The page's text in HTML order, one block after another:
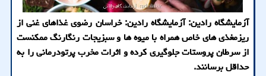
آزمایشگاه رادین: آزمایشگاه رادین: خراسان رضوی غذاهای غنی از
ریزمغذی های خاص همراه با میوه ها و سبزیجات رنگارنگ ممکنست
از سرطان پروستات جلوگیری کرده و اثرات مخرب پرتودرمانی را به
حداقل برسانند.